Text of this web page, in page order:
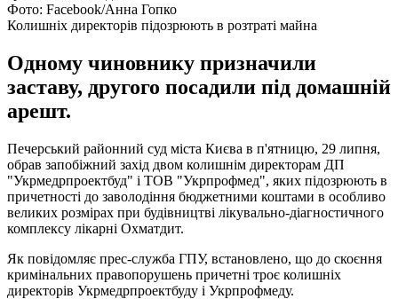
Фото: Facebook/Анна Гопко
Колишніх директорів підозрюють в розтраті майна
Одному чиновнику призначили
заставу, другого посадили під домашній
арешт.
Печерський районний суд міста Києва в п'ятницю, 29 липня,
обрав запобіжний захід двом колишнім директорам ДП
"Укрмедрпроектбуд" і ТОВ "Укрпрофмед", яких підозрюють в
причетності до заволодіння бюджетними коштами в особливо
великих розмірах при будівництві лікувально-діагностичного
комплексу лікарні Охматдит.
Як повідомляє прес-служба ГПУ, встановлено, що до скоєння
кримінальних правопорушень причетні троє колишніх
директорів Укрмедрпроектбуду і Укрпрофмеду.